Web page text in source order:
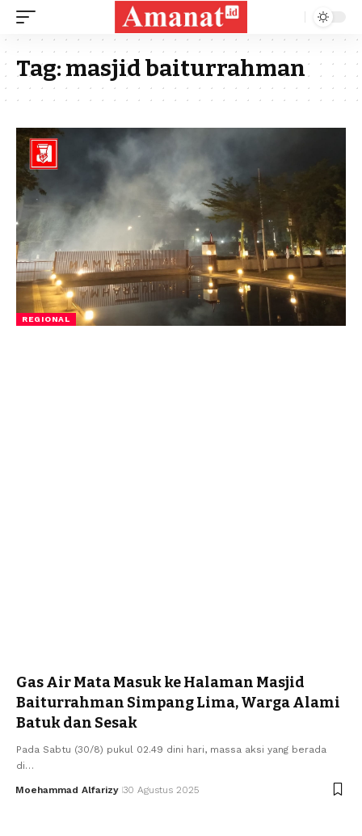
Tag:masjid baiturrahman
REGIONAL
Gas Air Mata Masuk ke Halaman Masjid
Baiturrahman Simpang Lima, Warga Alami
Batuk dan Sesak
Pada Sabtu (30/8) pukul 02.49 dini hari, massa aksi yang berada
di…
Moehammad Alfarizy 30 Agustus 2025